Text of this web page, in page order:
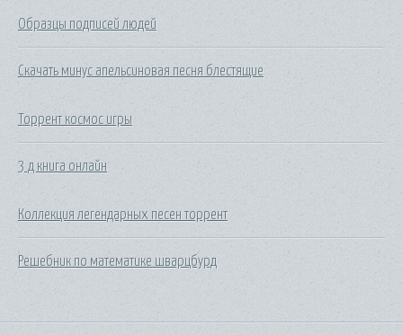
Образцы подписей людей
Скачать минус апельсиновая песня блестящие
Торрент космос игры
3 д книга онлайн
Коллекция легендарных песен торрент
Решебник по математике шварцбурд